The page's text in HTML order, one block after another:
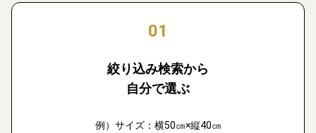
01
絞り込み検索から
自分で選ぶ
例）サイズ：横50㎝×縦40㎝